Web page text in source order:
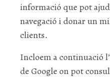
informació que pot
navegació i donar un
clients.
Incloem a continuació
de Google on pot